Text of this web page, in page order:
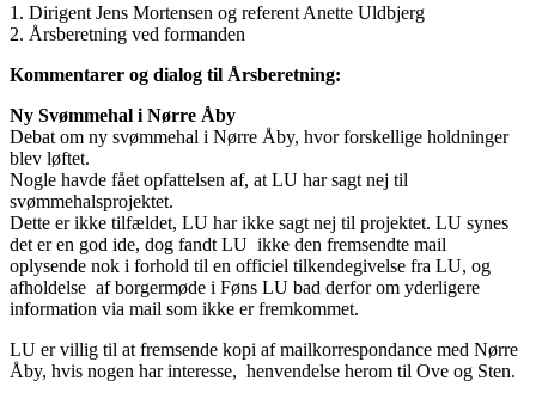
1. Dirigent Jens Mortensen og referent Anette Uldbjerg
2. Årsberetning ved formanden
Kommentarer og dialog til Årsberetning:
Ny Svømmehal i Nørre Åby
Debat om ny svømmehal i Nørre Åby, hvor forskellige holdninger
blev løftet.
Nogle havde fået opfattelsen af, at LU har sagt nej til
svømmehalsprojektet.
Dette er ikke tilfældet, LU har ikke sagt nej til projektet. LU synes
det er en god ide, dog fandt LU ikke den fremsendte mail
oplysende nok i forhold til en officiel tilkendegivelse fra LU, og
afholdelse af borgermøde i Føns LU bad derfor om yderligere
information via mail som ikke er fremkommet.
LU er villig til at fremsende kopi af mailkorrespondance med Nørre
Åby, hvis nogen har interesse, henvendelse herom til Ove og Sten.